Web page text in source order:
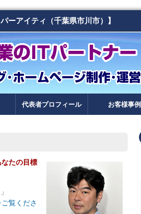
ーアイティ（千葉県市川市）】
代表者プロフィール お客様事例
たの目標
覧くださ